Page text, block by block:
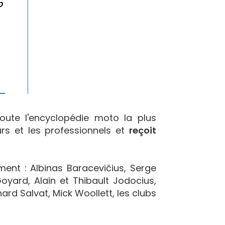
l'encyclopédie moto la plus
et les professionnels et reçoit
: Albinas Baracevičius, Serge
Alain et Thibault Jodocius,
Salvat, Mick Woollett, les clubs